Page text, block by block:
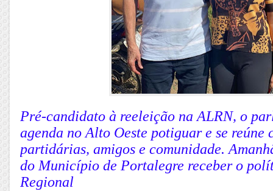
Pré-candidato à reeleição na ALRN, o
agenda no Alto Oeste potiguar e se reúne
partidárias, amigos e comunidade.
do Município de Portalegre receber o
Regional